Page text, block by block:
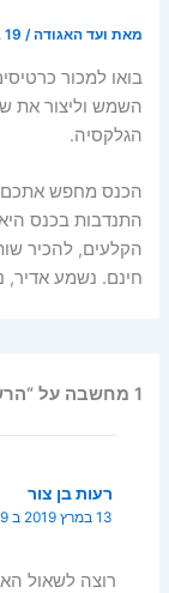
מאת ועד האגודה/ 19 בפברואר 2019
בואו למכור
השמש וליצור את
הגלקסיה.
הכנס מחפש אתכם,
התנדבות בכנס
הקלעים, להכיר
חינם. נשמע אדיר,
1 מחשבה על “הרשמה להתנדבות בכנס דורות 2019!”
רעות בן צור
13 במרץ 2019 ב 20:39
רוצה לשאול